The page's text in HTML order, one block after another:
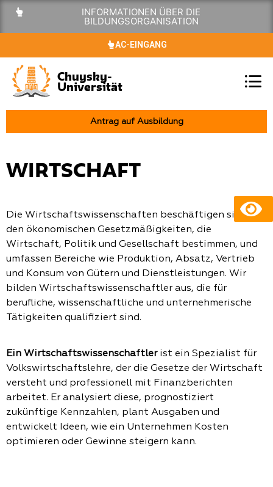
INFORMATIONEN ÜBER DIE
BILDUNGSORGANISATION
AC-EINGANG
Chuysky-
Universität
Antrag auf Ausbildung
WIRTSCHAFT
Die Wirtschaftswissenschaften beschäftigen sich mit
den ökonomischen Gesetzmäßigkeiten, die
Wirtschaft, Politik und Gesellschaft bestimmen, und
umfassen Bereiche wie Produktion, Absatz, Vertrieb
und Konsum von Gütern und Dienstleistungen. Wir
bilden Wirtschaftswissenschaftler aus, die für
berufliche, wissenschaftliche und unternehmerische
Tätigkeiten qualifiziert sind.
Ein Wirtschaftswissenschaftlerist ein Spezialist für
Volkswirtschaftslehre, der die Gesetze der Wirtschaft
versteht und professionell mit Finanzberichten
arbeitet. Er analysiert diese, prognostiziert
zukünftige Kennzahlen, plant Ausgaben und
entwickelt Ideen, wie ein Unternehmen Kosten
optimieren oder Gewinne steigern kann.